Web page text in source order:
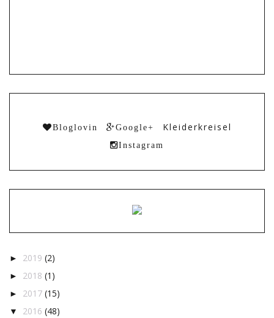
Bloglovin Google+ Kleiderkreisel
Instagram
► 2019 (2)
► 2018 (1)
► 2017 (15)
▼ 2016 (48)